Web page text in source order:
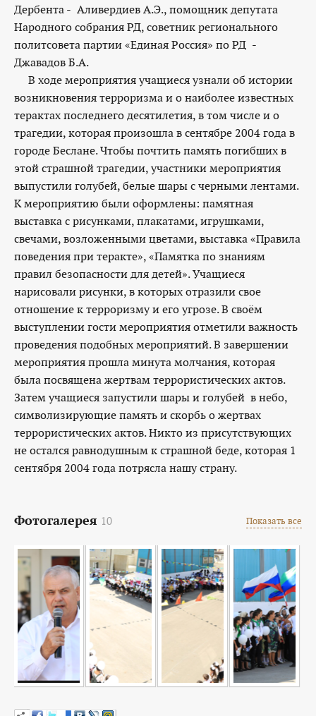
Дербента - Аливердиев А.Э., помощник депутата
Народного собрания РД, советник регионального
политсовета партии «Единая Россия» по РД -
Джавадов Б.А.
В ходе мероприятия учащиеся узнали об истории
возникновения терроризма и о наиболее известных
терактах последнего десятилетия, в том числе и о
трагедии, которая произошла в сентябре 2004 года в
городе Беслане. Чтобы почтить память погибших в
этой страшной трагедии, участники мероприятия
выпустили голубей, белые шары с черными лентами.
К мероприятию были оформлены: памятная
выставка с рисунками, плакатами, игрушками,
свечами, возложенными цветами, выставка «Правила
поведения при теракте», «Памятка по знаниям
правил безопасности для детей». Учащиеся
нарисовали рисунки, в которых отразили свое
отношение к терроризму и его угрозе. В своём
выступлении гости мероприятия отметили важность
проведения подобных мероприятий. В завершении
мероприятия прошла минута молчания, которая
была посвящена жертвам террористических актов.
Затем учащиеся запустили шары и голубей в небо,
символизирующие память и скорбь о жертвах
террористических актов. Никто из присутствующих
не остался равнодушным к страшной беде, которая 1
сентября 2004 года потрясла нашу страну.
Фотогалерея 10 Показать все